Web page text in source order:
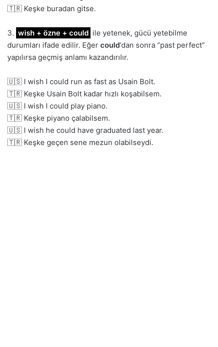
🇹🇷 Keşke buradan gitse.
3. wish + özne + could ile yetenek, gücü yetebilme
durumları ifade edilir. Eğer could‘dan sonra “past perfect”
yapılırsa geçmiş anlamı kazandırılır.
🇺🇸 I wish I could run as fast as Usain Bolt.
🇹🇷 Keşke Usain Bolt kadar hızlı koşabilsem.
🇺🇸 I wish I could play piano.
🇹🇷 Keşke piyano çalabilsem.
🇺🇸 I wish he could have graduated last year.
🇹🇷 Keşke geçen sene mezun olabilseydi.